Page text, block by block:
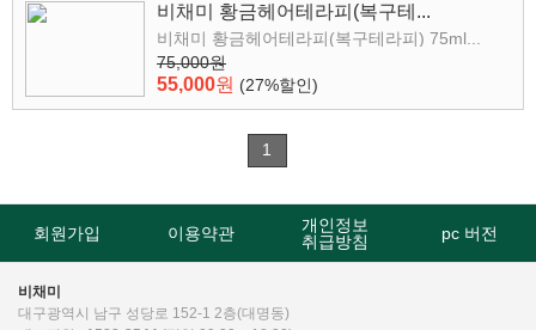
비채미 황금헤어테라피(복구테...
비채미 황금헤어테라피(복구테라피) 75ml...
75,000원
55,000원 (27%할인)
1
회원가입 이용약관
개인정보
취급방침
pc 버전
비채미
대구광역시 남구 성당로 152-1 2층(대명동)